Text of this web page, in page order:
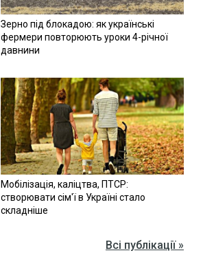
Зерно під блокадою: як українські
фермери повторюють уроки 4-річної
давнини
Мобілізація, каліцтва, ПТСР:
створювати сім'ї в Україні стало
складніше
Всі публікації »